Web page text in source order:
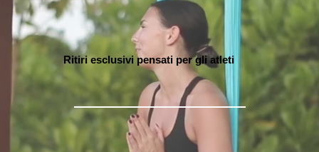
Ritiri esclusivi pensati per gli atleti